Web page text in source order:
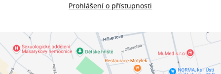
Prohlášení o přístupnosti